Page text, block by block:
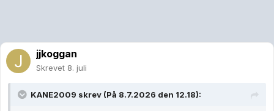
jjkoggan
Skrevet 8. juli
KANE2009 skrev (På 8.7.2026 den 12.18):